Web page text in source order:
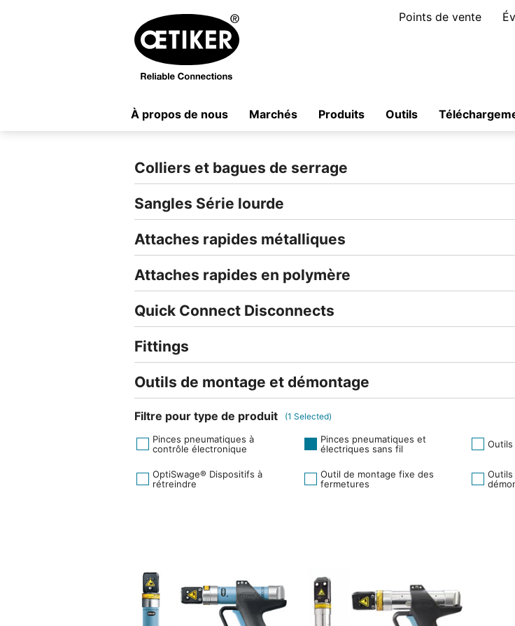
Points de vente
À propos de nous Marchés Produits Outils
Colliers et bagues de serrage
Sangles Série lourde
Attaches rapides métalliques
Attaches rapides en polymère
Quick Connect Disconnects
Fittings
Outils de montage et démontage
Filtre pour type de produit (1 Selected)
Pinces pneumatiques à
contrôle électronique
Pinces pneumatiques et
électriques sans fil
OptiSwage® Dispositifs à
rétreindre
Outil de montage fixe des
fermetures